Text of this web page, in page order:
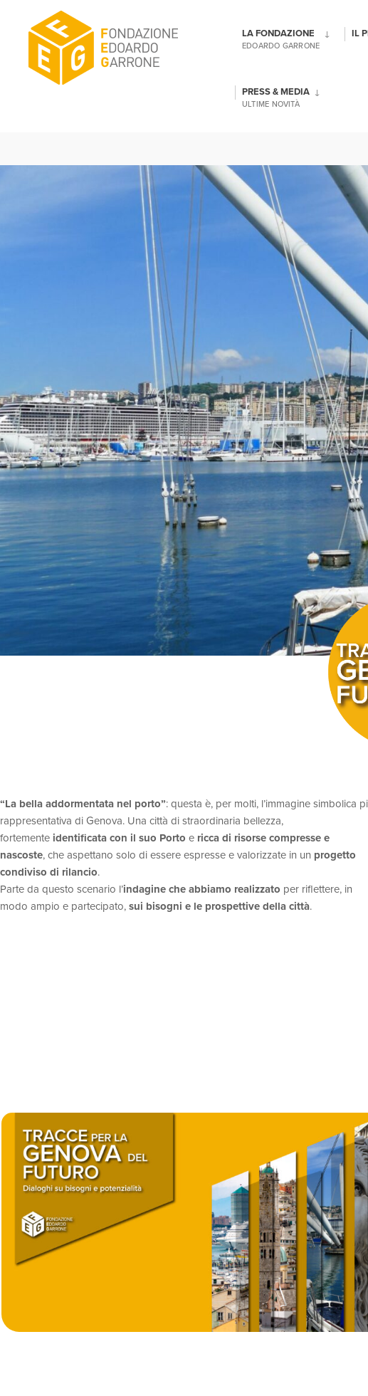
LA FONDAZIONE
EDOARDO GARRONE
IL
PRESS & MEDIA
ULTIME NOVITÀ
“La bella addormentata nel porto”: questa è, per molti, l’immagine simbolica
rappresentativa di Genova. Una città di straordinaria bellezza,
fortemente identificata con il suo Porto e ricca di risorse compresse e
nascoste, che aspettano solo di essere espresse e valorizzate in un progetto
condiviso di rilancio.
Parte da questo scenario l’indagine che abbiamo realizzato per riflettere, in
modo ampio e partecipato,sui bisogni e le prospettive della città.